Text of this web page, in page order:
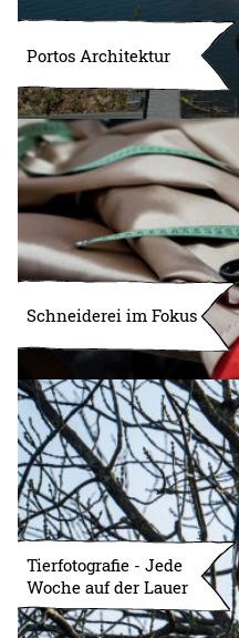
Portos Architektur
Schneiderei im Fokus
Tierfotografie - Jede
Woche auf der Lauer